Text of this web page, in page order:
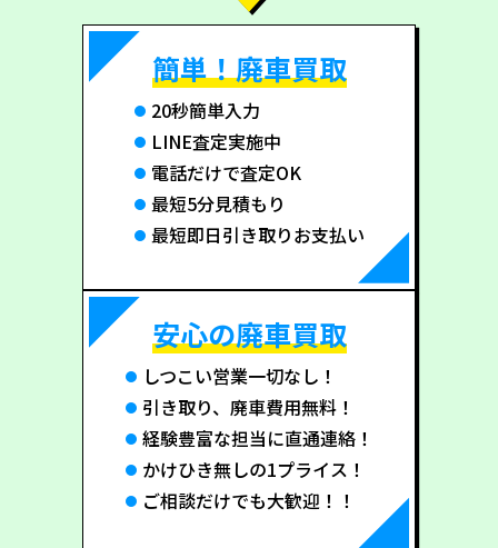
簡単！廃車買取
20秒簡単入力
LINE査定実施中
電話だけで査定OK
最短5分見積もり
最短即日引き取りお支払い
安心の廃車買取
しつこい営業一切なし！
引き取り、廃車費用無料！
経験豊富な担当に直通連絡！
かけひき無しの1プライス！
ご相談だけでも大歓迎！！